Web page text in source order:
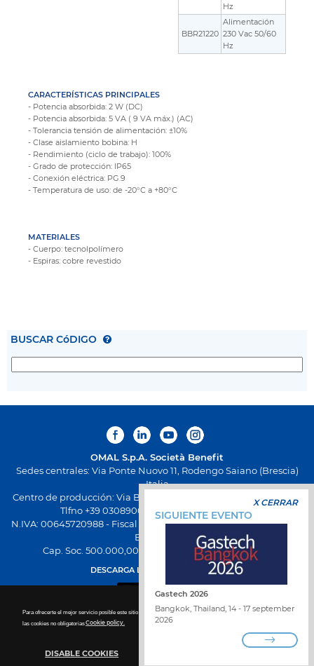
Para ofrecerte el mejor servicio posible este sitio utiliza las cookies. Para más detalles sobre la desactivación de
las cookies no obligatoriasCookie policy.
DISABLE COOKIES
Hz
BBR21220
Alimentación
230 Vac 50/60
Hz
CARACTERÍSTICAS PRINCIPALES
- Potencia absorbida: 2 W (DC)
- Potencia absorbida: 5 VA ( 9 VA máx.) (AC)
- Tolerancia tensión de alimentación: ±10%
- Clase aislamiento bobina: H
- Rendimiento (ciclo de trabajo): 100%
- Grado de protección: IP65
- Conexión eléctrica: PG.9
- Temperatura de uso: de -20°C a +80°C
MATERIALES
- Cuerpo: tecnolpolímero
- Espiras: cobre revestido
BUSCAR CóDIGO
OMAL S.p.A. Società Benefit
Sedes centrales: Via Ponte Nuovo 11, Rodengo Saiano (Brescia)
Italia
Centro de producción: Via Brognolo 12, Passirano (Brescia) Italia
Tlfno +39 0308900145 Fax +39 0308900423
N.IVA: 00645720988 - Fiscal Code: 01661640175 - Inscripción REA
BS-258271
Cap. Soc. 500.000,00 € totalmente desembolsado
DESCARGA LA NUEVA APP OMAL
X CERRAR
SIGUIENTE EVENTO
Gastech 2026
Bangkok, Thailand, 14 - 17 september
2026